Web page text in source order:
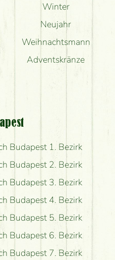
Winter
Neujahr
Weihnachtsmann
Adventskränze
Budapest 1. Bezirk
Budapest 2. Bezirk
Budapest 3. Bezirk
Budapest 4. Bezirk
Budapest 5. Bezirk
Budapest 6. Bezirk
Budapest 7. Bezirk